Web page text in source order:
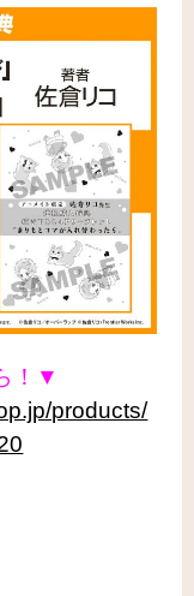
！▼
products/